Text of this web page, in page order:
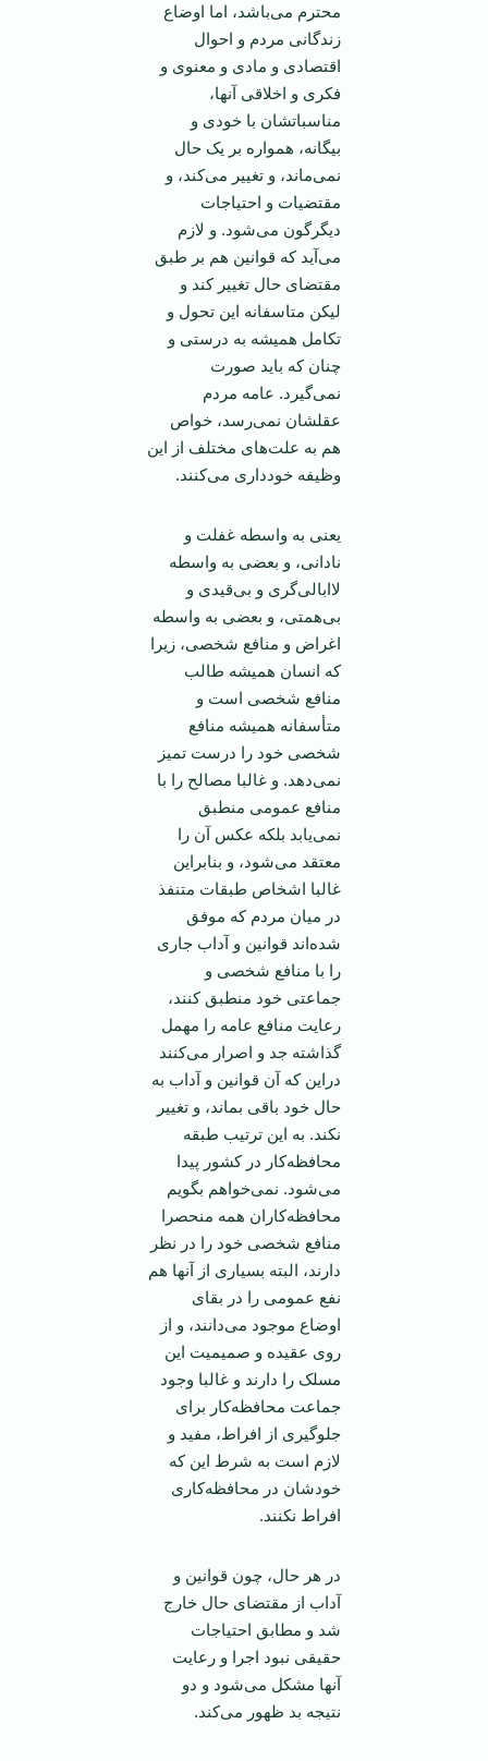
محترم می‌باشد، اما اوضاع
زندگانی مردم و احوال
اقتصادی و مادی و معنوی و
فکری و اخلاقی آنها،
مناسباتشان با خودی و
بیگانه، همواره بر یک حال
نمی‌ماند، و تغییر می‌کند، و
مقتضیات و احتیاجات
دیگرگون می‌شود. و لازم
می‌آید که قوانین هم بر طبق
مقتضای حال تغییر کند و
لیکن متاسفانه این تحول و
تکامل همیشه به درستی و
چنان که باید صورت
نمی‌گیرد. عامه مردم
عقلشان نمی‌رسد، خواص
هم به علت‌های مختلف از این
وظیفه خودداری می‌کنند.
یعنی به واسطه غفلت و
نادانی، و بعضی به واسطه
لاابالی‌گری و بی‌قیدی و
بی‌همتی، و بعضی به واسطه
اغراض و منافع شخصی، زیرا
که انسان همیشه طالب
منافع شخصی است و
متأسفانه همیشه منافع
شخصی خود را درست تمیز
نمی‌دهد. و غالبا مصالح را با
منافع عمومی منطبق
نمی‌یابد بلکه عکس آن را
معتقد می‌شود، و بنابراین
غالبا اشخاص طبقات متنفذ
در میان مردم که موفق
شده‌اند قوانین و آداب جاری
را با منافع شخصی و
جماعتی خود منطبق کنند،
رعایت منافع عامه را مهمل
گذاشته جد و اصرار می‌کنند
دراین که آن قوانین و آداب به
حال خود باقی بماند، و تغییر
نکند. به این ترتیب طبقه
محافظه‌کار در کشور پیدا
می‌شود. نمی‌خواهم بگویم
محافظه‌کاران همه منحصرا
منافع شخصی خود را در نظر
دارند، البته بسیاری از آنها هم
نفع عمومی را در بقای
اوضاع موجود می‌دانند، و از
روی عقیده و صمیمیت این
مسلک را دارند و غالبا وجود
جماعت محافظه‌کار برای
جلوگیری از افراط، مفید و
لازم است به شرط این که
خودشان در محافظه‌کاری
افراط نکنند.
در هر حال، چون قوانین و
آداب از مقتضای حال خارج
شد و مطابق احتیاجات
حقیقی نبود اجرا و رعایت
آنها مشکل می‌شود و دو
نتیجه بد ظهور می‌کند.